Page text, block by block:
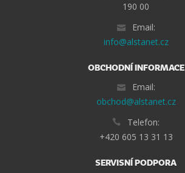
190 00
Email:
info@alstanet.cz
OBCHODNÍ INFORMACE
Email:
obchod@alstanet.cz
Telefon:
+420 605 13 31 13
SERVISNÍ PODPORA